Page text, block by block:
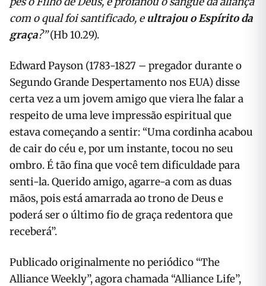
com o qual foi santificado, e ultrajou o Espírito da
graça?”(Hb 10.29).
Edward Payson (1783-1827 – pregador durante o
Segundo Grande Despertamento nos EUA) disse
certa vez a um jovem amigo que viera lhe falar a
respeito de uma leve impressão espiritual que
estava começando a sentir: “Uma cordinha acabou
de cair do céu e, por um instante, tocou no seu
ombro. É tão fina que você tem dificuldade para
senti-la. Querido amigo, agarre-a com as duas
mãos, pois está amarrada ao trono de Deus e
poderá ser o último fio de graça redentora que
receberá”.
Publicado originalmente no periódico “The
Alliance Weekly”, agora chamada “Alliance Life”,